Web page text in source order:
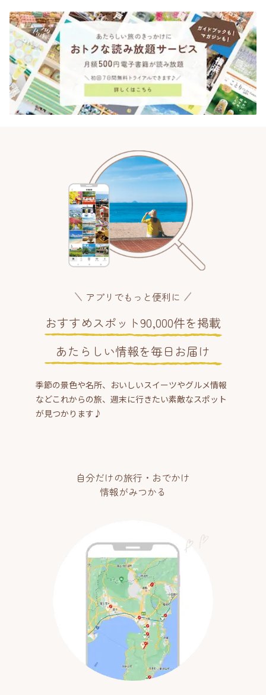
アプリでもっと便利に
おすすめスポット90,000件を掲載
あたらしい情報を毎日お届け
季節の景色や名所、おいしいスイーツやグルメ情報
などこれからの旅、週末に行きたい素敵なスポット
が見つかります♪
自分だけの旅行・おでかけ
情報がみつかる